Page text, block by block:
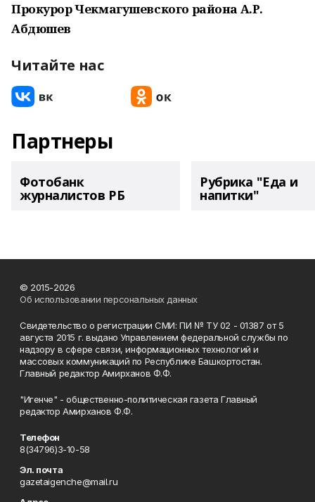
Прокурор Чекмагушевского района А.Р.
Абдюшев
Читайте нас
Партнеры
Фотобанк
журналистов РБ
Рубрика "Еда и
напитки"
© 2015-2026
Об использовании персональных данных
Свидетельство о регистрации СМИ: ПИ № ТУ 02 - 01387 от 5
августа 2015 г. выдано Управлением федеральной службы по
надзору в сфере связи, информационных технологий и
массовых коммуникаций по Республике Башкортостан.
Главный редактор Амирханов Ф.Ф.
"Игенче" - общественно-политическая газета Главный
редактор Амирханов Ф.Ф.
Телефон
8(34796)3-10-58
Эл. почта
gazetaigenche@mail.ru